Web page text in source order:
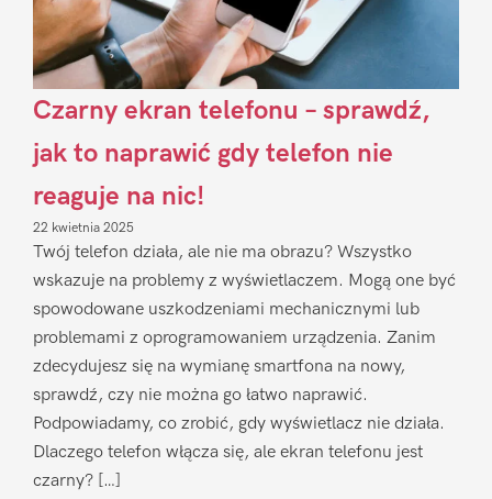
Czarny ekran telefonu – sprawdź,
jak to naprawić gdy telefon nie
reaguje na nic!
22 kwietnia 2025
Twój telefon działa, ale nie ma obrazu? Wszystko
wskazuje na problemy z wyświetlaczem. Mogą one być
spowodowane uszkodzeniami mechanicznymi lub
problemami z oprogramowaniem urządzenia. Zanim
zdecydujesz się na wymianę smartfona na nowy,
sprawdź, czy nie można go łatwo naprawić.
Podpowiadamy, co zrobić, gdy wyświetlacz nie działa.
Dlaczego telefon włącza się, ale ekran telefonu jest
czarny? […]